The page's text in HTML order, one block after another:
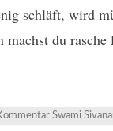
schläft, wird
du
Swami